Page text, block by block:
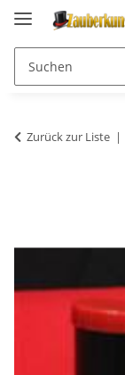
Zurück zur Liste